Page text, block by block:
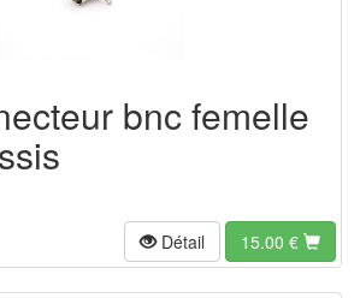
bnc femelle
Détail 15.00 €